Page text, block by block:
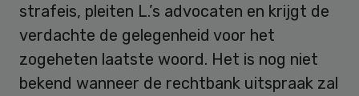
strafeis, pleiten L.’s advocaten en krijgt de
verdachte de gelegenheid voor het
zogeheten laatste woord. Het is nog niet
bekend wanneer de rechtbank uitspraak zal